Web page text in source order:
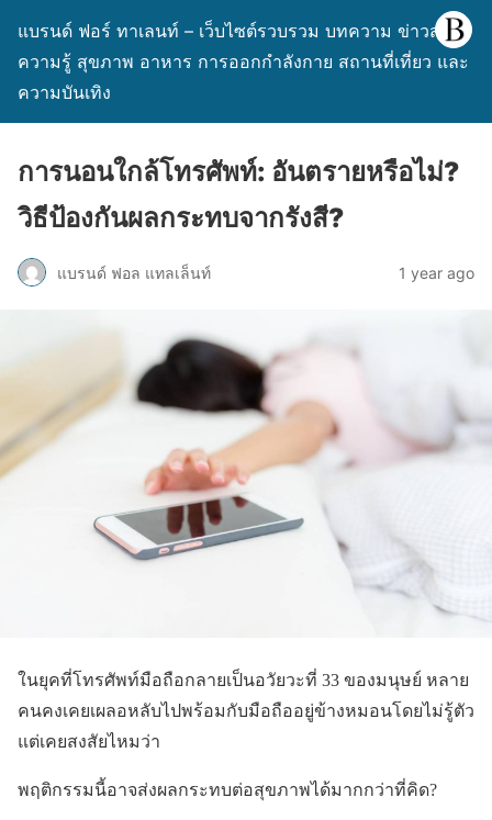
แบรนด์ ฟอร์ ทาเลนท์ – เว็บไซต์รวบรวม บทความ ข่าวสาร
ความรู้ สุขภาพ อาหาร การออกกำลังกาย สถานที่เที่ยว และ
ความบันเทิง
การนอนใกล้โทรศัพท์: อันตรายหรือไม่?
วิธีป้องกันผลกระทบจากรังสี?
แบรนด์ ฟอล แทลเล็นท์ 1 year ago
ในยุคที่โทรศัพท์มือถือกลายเป็นอวัยวะที่ 33 ของมนุษย์ หลาย
คนคงเคยเผลอหลับไปพร้อมกับมือถืออยู่ข้างหมอนโดยไม่รู้ตัว
แต่เคยสงสัยไหมว่า
พฤติกรรมนี้อาจส่งผลกระทบต่อสุขภาพได้มากกว่าที่คิด?